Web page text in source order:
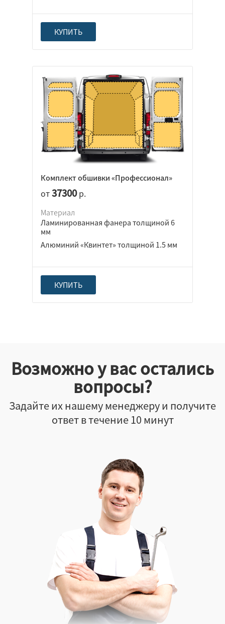
КУПИТЬ
Комплект обшивки «Профессионал»
от37300р.
Материал
Ламинированная фанера толщиной 6
мм
Алюминий «Квинтет» толщиной 1.5 мм
КУПИТЬ
Возможно у вас остались
вопросы?
Задайте их нашему менеджеру и получите
ответ в течение 10 минут